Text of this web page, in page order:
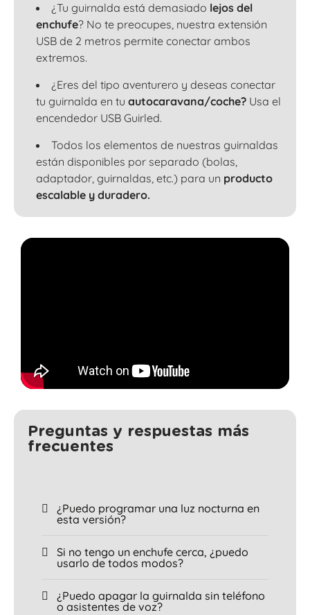
¿Tu guirnalda está demasiado lejos del
enchufe? No te preocupes, nuestra extensión
USB de 2 metros permite conectar ambos
extremos.
¿Eres del tipo aventurero y deseas conectar
tu guirnalda en tu autocaravana/coche? Usa el
encendedor USB Guirled.
Todos los elementos de nuestras guirnaldas
están disponibles por separado (bolas,
adaptador, guirnaldas, etc.) para un producto
escalable y duradero.
Preguntas y respuestas más
frecuentes
¿Puedo programar una luz nocturna en
esta versión?
Si no tengo un enchufe cerca, ¿puedo
usarlo de todos modos?
¿Puedo apagar la guirnalda sin teléfono
o asistentes de voz?